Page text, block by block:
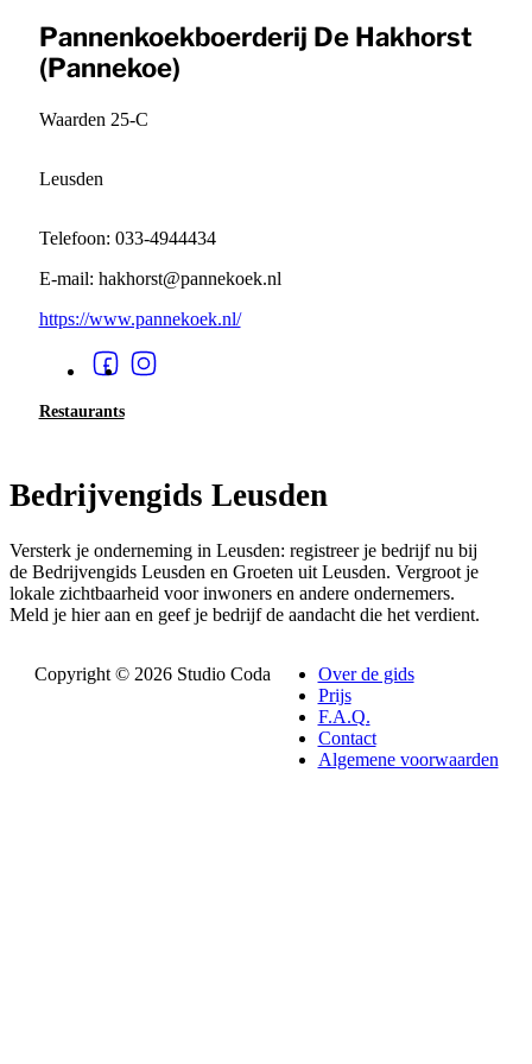
Pannenkoekboerderij De Hakhorst
(Pannekoe)
Waarden 25-C
Leusden
Telefoon: 033-4944434
E-mail: hakhorst@pannekoek.nl
https://www.pannekoek.nl/
Restaurants
Bedrijvengids Leusden
Versterk je onderneming in Leusden: registreer je bedrijf nu bij
de Bedrijvengids Leusden en Groeten uit Leusden. Vergroot je
lokale zichtbaarheid voor inwoners en andere ondernemers.
Meld je hier aan en geef je bedrijf de aandacht die het verdient.
Copyright © 2026 Studio Coda
Over de gids
Prijs
F.A.Q.
Contact
Algemene voorwaarden